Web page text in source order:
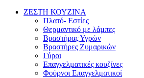
ΖΕΣΤΗ ΚΟΥΖΙΝΑ
Πλατό- Εστίες
Θερμαντικό με λάμπες
Βραστήρας Υγρών
Βραστήρες Ζυμαρικών
Γύροι
Επαγγελματικές κουζίνες
Φούρνοι Επαγγελματικοί